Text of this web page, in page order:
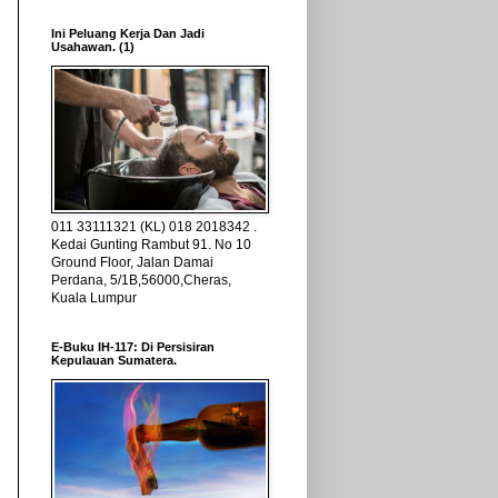
Ini Peluang Kerja Dan Jadi
Usahawan. (1)
011 33111321 (KL) 018 2018342 .
Kedai Gunting Rambut 91. No 10
Ground Floor, Jalan Damai
Perdana, 5/1B,56000,Cheras,
Kuala Lumpur
E-Buku IH-117: Di Persisiran
Kepulauan Sumatera.